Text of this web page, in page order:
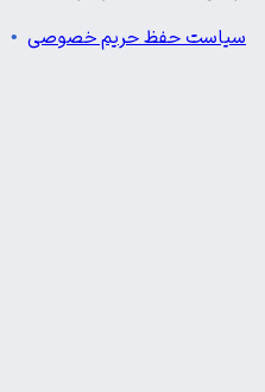
سیاست حفظ حریم خصوصی